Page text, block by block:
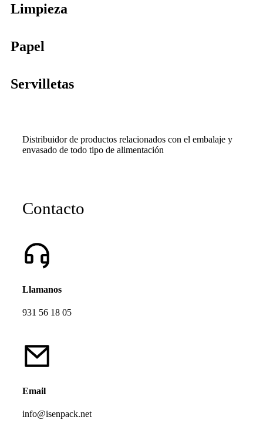
Limpieza
Papel
Servilletas
Distribuidor de productos relacionados con el embalaje y
envasado de todo tipo de alimentación
Contacto
Llamanos
931 56 18 05
Email
info@isenpack.net